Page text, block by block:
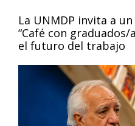
La UNMDP invita a
“Café con
el futuro del trabajo